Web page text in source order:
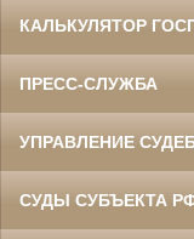
КАЛЬКУЛЯТОР
ПРЕСС-СЛУЖБА
УПРАВЛЕНИЕ
СУДЫ СУБЪЕКТА